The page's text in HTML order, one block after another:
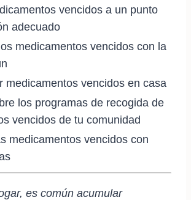
vencidos a un punto
adecuado
medicamentos vencidos con la
medicamentos vencidos en casa
los programas de recogida de
vencidos de tu comunidad
medicamentos vencidos con
es común acumular